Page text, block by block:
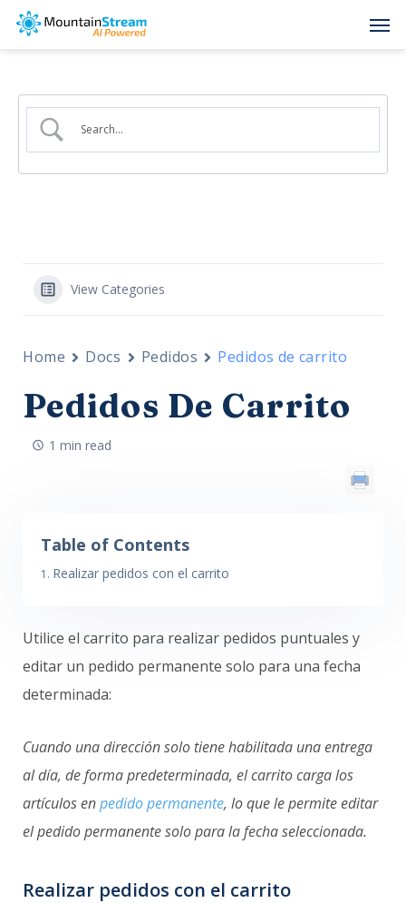
Skip
content
View Categories
Home Docs Pedidos Pedidos de carrito
Pedidos De Carrito
1 min read
Table of Contents
Realizar pedidos con el carrito
Utilice el carrito para realizar pedidos puntuales y
editar un pedido permanente solo para una fecha
determinada:
Cuando una dirección solo tiene habilitada una entrega
al día, de forma predeterminada, el carrito carga los
artículos enpedido permanente, lo que le permite editar
el pedido permanente solo para la fecha seleccionada.
Realizar pedidos con el carrito